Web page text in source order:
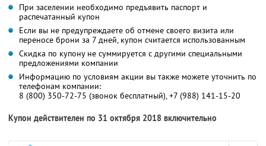
При заселении необходимо предъявить паспорт и
распечатанный купон
Если вы не предупреждаете об отмене своего визита или
переносе брони за 7 дней, купон считается использованным
Скидка по купону не суммируется с другими специальными
предложениями компании
Информацию по условиям акции вы также можете уточнить по
телефонам компании:
8 (800) 350-72-75 (звонок бесплатный), +7 (988) 141-15-20
Купон действителен по 31 октября 2018 включительно